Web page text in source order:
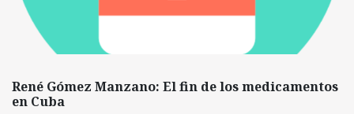
René Gómez Manzano: El fin de los medicamentos
en Cuba